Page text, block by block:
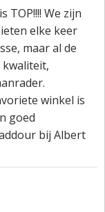
TOP!!!! We zijn
elke keer
maar al de
winkel is
goed
bij Albert